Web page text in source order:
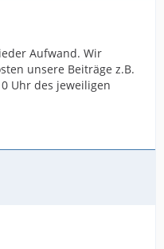
Aufwand. Wir
unsere Beiträge z.B.
Uhr des jeweiligen